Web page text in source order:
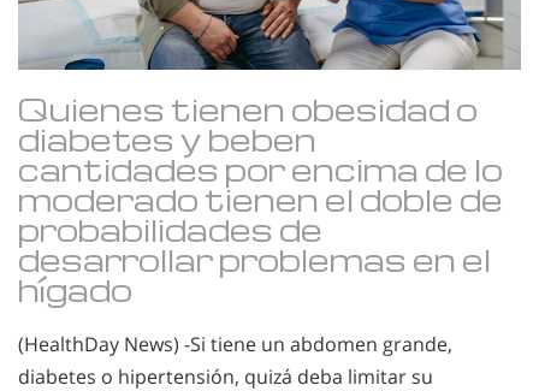
Quienes tienen obesidad o
diabetes y beben
cantidades por encima de lo
moderado tienen el doble de
probabilidades de
desarrollar problemas en el
hígado
(HealthDay News) -Si tiene un abdomen grande,
diabetes o hipertensión, quizá deba limitar su